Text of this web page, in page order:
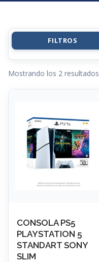
FILTROS
Mostrando los 2 resultados
CONSOLA PS5
PLAYSTATION 5
STANDART SONY
SLIM